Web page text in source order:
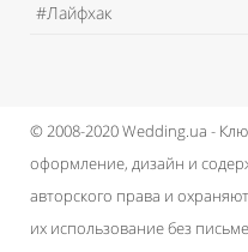
#Лайфхак
© 2008-2020 Wedding.ua -
оформление, дизайн и
авторского права и
их использование без